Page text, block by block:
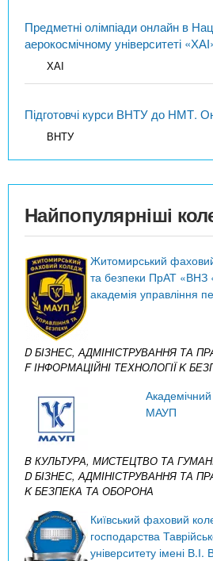
Предметні олімпіади онлайн в
аерокосмічному університеті
ХАІ
Підготовчі курси ВНТУ до НМТ.
ВНТУ
Найпопулярніші
Житомирський
та безпеки ПрАТ «ВНЗ
академія управління
D БІЗНЕС, АДМІНІСТРУВАННЯ ТА
F ІНФОРМАЦІЙНІ ТЕХНОЛОГІЇK
МАУП
B КУЛЬТУРА, МИСТЕЦТВО ТА
D БІЗНЕС, АДМІНІСТРУВАННЯ ТА
K БЕЗПЕКА ТА ОБОРОНА
Київський фаховий
господарства
університету імені В.І.